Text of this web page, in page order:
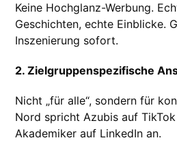
Keine Hochglanz-Werbung.
Geschichten, echte Einblicke.
Inszenierung sofort.
2. Zielgruppenspezifische
Nicht „für alle“, sondern für
Nord spricht Azubis auf
Akademiker auf LinkedIn an.